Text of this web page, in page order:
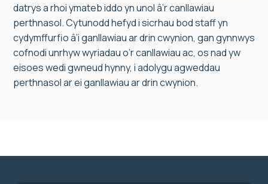
datrys a rhoi ymateb iddo yn unol â’r canllawiau
perthnasol. Cytunodd hefyd i sicrhau bod staff yn
cydymffurfio â’i ganllawiau ar drin cwynion, gan gynnwys
cofnodi unrhyw wyriadau o’r canllawiau ac, os nad yw
eisoes wedi gwneud hynny, i adolygu agweddau
perthnasol ar ei ganllawiau ar drin cwynion.